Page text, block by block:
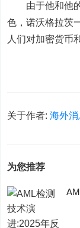
由于他和他的
色，诺沃格拉茨
人们对加密货币
关于作者:海外消
为您推荐